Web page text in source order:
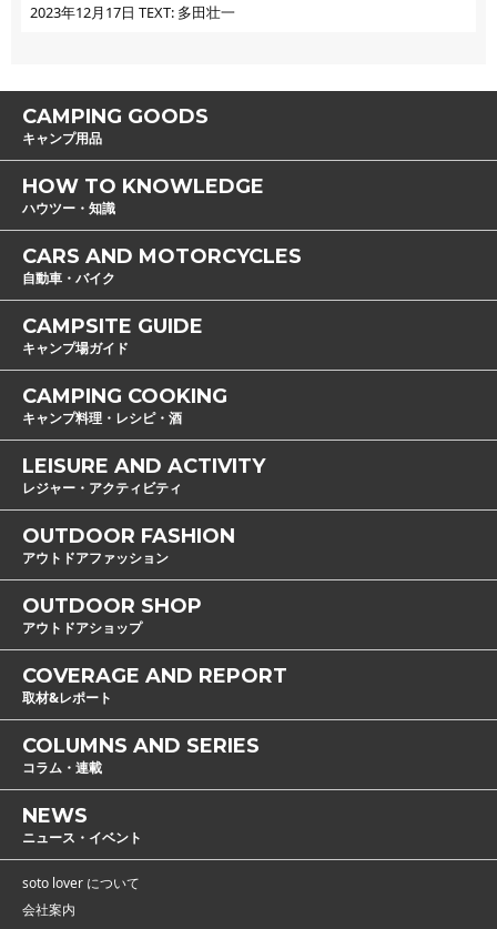
2023年12月17日 TEXT: 多田壮一
CAMPING GOODS
キャンプ用品
HOW TO KNOWLEDGE
ハウツー・知識
CARS AND MOTORCYCLES
自動車・バイク
CAMPSITE GUIDE
キャンプ場ガイド
CAMPING COOKING
キャンプ料理・レシピ・酒
LEISURE AND ACTIVITY
レジャー・アクティビティ
OUTDOOR FASHION
アウトドアファッション
OUTDOOR SHOP
アウトドアショップ
COVERAGE AND REPORT
取材&レポート
COLUMNS AND SERIES
コラム・連載
NEWS
ニュース・イベント
soto lover について
会社案内